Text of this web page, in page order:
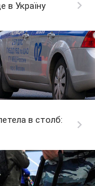
в Україну
в столб: